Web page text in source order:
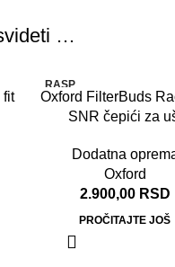
…
fit
RASP
RODA
Oxford FilterBuds
SNR čepići za
Dodatna
Oxford
2.900,00 RSD
PROČITAJTE JOŠ